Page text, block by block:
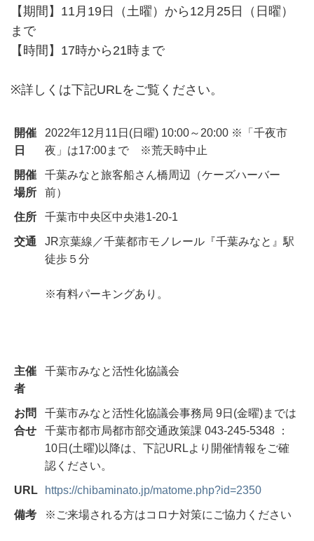
【期間】11月19日（土曜）から12月25日（日曜）
まで
【時間】17時から21時まで
※詳しくは下記URLをご覧ください。
開催
日
2022年12月11日(日曜) 10:00～20:00 ※「千夜市
夜」は17:00まで ※荒天時中止
開催
場所
千葉みなと旅客船さん橋周辺（ケーズハーバー
前）
住所
千葉市中央区中央港1-20-1
交通
JR京葉線／千葉都市モノレール『千葉みなと』駅
徒歩５分
※有料パーキングあり。
主催
者
千葉市みなと活性化協議会
お問
合せ
千葉市みなと活性化協議会事務局 9日(金曜)までは
千葉市都市局都市部交通政策課 043-245-5348 ：
10日(土曜)以降は、下記URLより開催情報をご確
認ください。
URL
https://chibaminato.jp/matome.php?id=2350
備考
※ご来場される方はコロナ対策にご協力ください